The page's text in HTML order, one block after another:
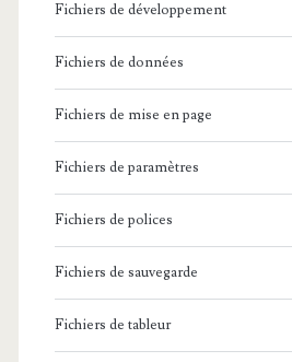
Fichiers de développement
Fichiers de données
Fichiers de mise en page
Fichiers de paramètres
Fichiers de polices
Fichiers de sauvegarde
Fichiers de tableur